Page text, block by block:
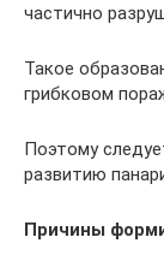
частично
Такое
грибковом
Поэтому
развитию
Причины